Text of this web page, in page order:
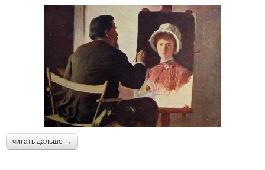
читать дальше →